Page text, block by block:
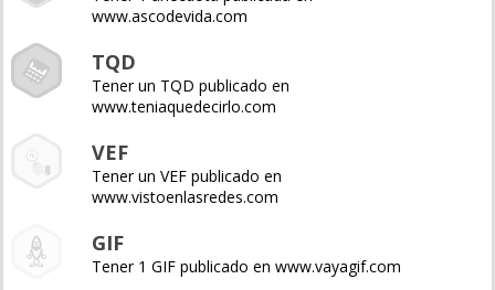
www.ascodevida.com
TQD
Tener un TQD publicado en
www.teniaquedecirlo.com
VEF
Tener un VEF publicado en
www.vistoenlasredes.com
GIF
Tener 1 GIF publicado en www.vayagif.com